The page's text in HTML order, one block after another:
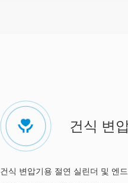
건식 변
건식 변압기용 절연 실린더 및 엔